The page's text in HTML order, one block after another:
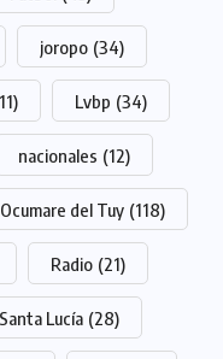
joropo (34)
Lvbp (34)
nacionales (12)
Ocumare del Tuy (118)
Radio (21)
Santa Lucía (28)